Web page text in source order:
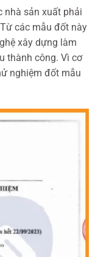
nhà sản xuất phải
các mẫu đốt này
xây dựng làm
thành công. Vì cơ
nghiệm đốt mẫu